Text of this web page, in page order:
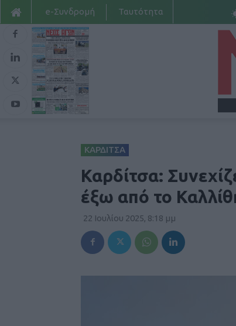
e-Συνδρομή Ταυτότητα
ΚΑΡΔΙΤΣΑ
Καρδίτσα:
έξω από το
22 Ιουλίου 2025, 8:18 μμ